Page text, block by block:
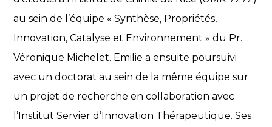
au sein de l’équipe « Synthèse, Propriétés,
Innovation, Catalyse et Environnement » du Pr.
Véronique Michelet. Emilie a ensuite poursuivi
avec un doctorat au sein de la même équipe sur
un projet de recherche en collaboration avec
l’Institut Servier d’Innovation Thérapeutique. Ses